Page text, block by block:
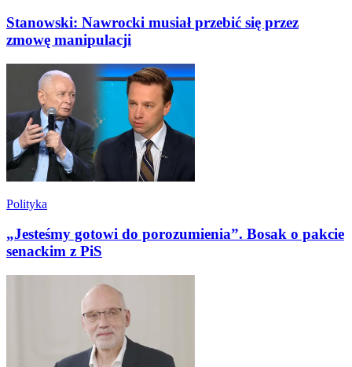
Stanowski: Nawrocki musiał przebić się przez
zmowę manipulacji
Polityka
„Jesteśmy gotowi do porozumienia”. Bosak o pakcie
senackim z PiS